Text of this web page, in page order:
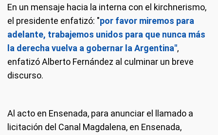
En un mensaje hacia la interna con el kirchnerismo,
el presidente enfatizó: "por favor miremos para
adelante, trabajemos unidos para que nunca más
la derecha vuelva a gobernar la Argentina",
enfatizó Alberto Fernández al culminar un breve
discurso.
Al acto en Ensenada, para anunciar el llamado a
licitación del Canal Magdalena, en Ensenada,